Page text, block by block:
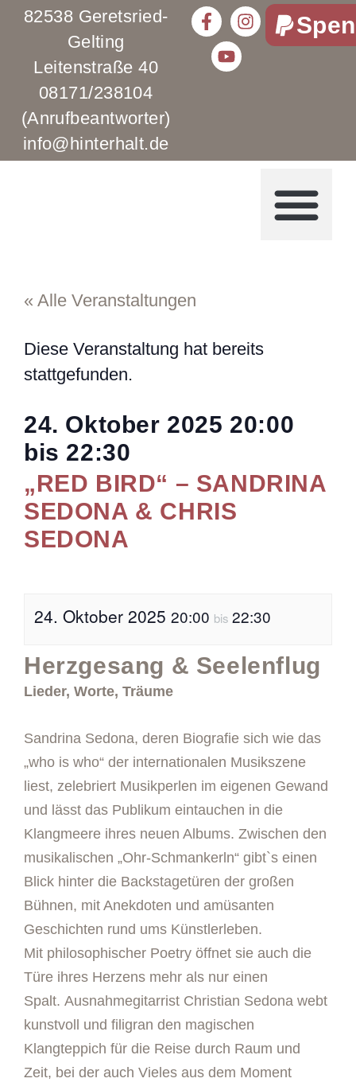
82538 Geretsried-
Gelting
Leitenstraße 40
08171/238104
(Anrufbeantworter)
info@hinterhalt.de
« Alle Veranstaltungen
Diese Veranstaltung hat bereits
stattgefunden.
24. Oktober 2025 20:00
bis 22:30
„RED BIRD“ – SANDRINA
SEDONA & CHRIS
SEDONA
24. Oktober 2025 20:00 bis 22:30
Herzgesang & Seelenflug
Lieder, Worte, Träume
Sandrina Sedona, deren Biografie sich wie das
„who is who“ der internationalen Musikszene
liest, zelebriert Musikperlen im eigenen Gewand
und lässt das Publikum eintauchen in die
Klangmeere ihres neuen Albums. Zwischen den
musikalischen „Ohr-Schmankerln“ gibt`s einen
Blick hinter die Backstagetüren der großen
Bühnen, mit Anekdoten und amüsanten
Geschichten rund ums Künstlerleben.
Mit philosophischer Poetry öffnet sie auch die
Türe ihres Herzens mehr als nur einen
Spalt. Ausnahmegitarrist Christian Sedona webt
kunstvoll und filigran den magischen
Klangteppich für die Reise durch Raum und
Zeit, bei der auch Vieles aus dem Moment